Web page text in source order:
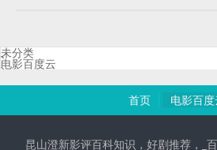
未分类
电影百度云
首页 电影百度
昆山澄新影评百科知识，好剧推荐，_